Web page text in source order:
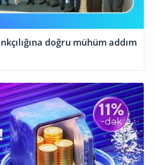
ABB və iTicket-dən həyat tərzi bankçılığına doğru mühüm addım